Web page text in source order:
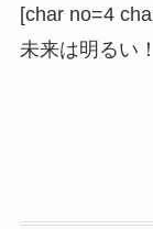
[char no=4
未来は明るい